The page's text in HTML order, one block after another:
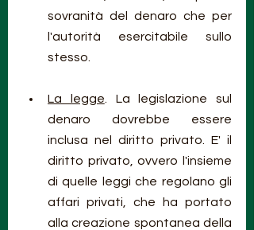
sovranità del denaro che per
l'autorità esercitabile sullo
stesso.
La legge . La legislazione sul
denaro dovrebbe essere
inclusa nel diritto privato. E' il
diritto privato, ovvero l'insieme
di quelle leggi che regolano gli
affari privati, che ha portato
alla creazione spontanea della